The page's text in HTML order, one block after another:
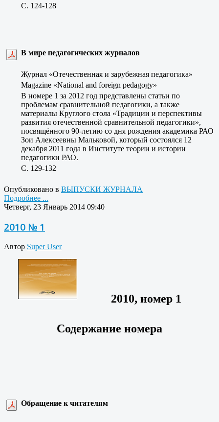
C. 124-128
В мире педагогических журналов
Журнал «Отечественная и зарубежная педагогика»
Magazine «National and foreign pedagogy»
В номере 1 за 2012 год представлены статьи по
проблемам сравнительной педагогики, а также
материалы Круглого стола «Традиции и перспективы
развития отечественной сравнительной педагогики»,
посвящённого 90-летию со дня рождения академика РАО
Зои Алексеевны Мальковой, который состоялся 12
декабря 2011 года в Институте теории и истории
педагогики РАО.
C. 129-132
Опубликовано в ВЫПУСКИ ЖУРНАЛА
Подробнее ...
Четверг, 23 Январь 2014 09:40
2010 № 1
Автор Super User
2010, номер 1
Содержание номера
Обращение к читателям